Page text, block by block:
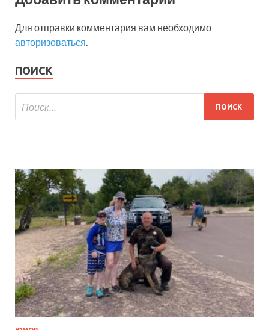
Для отправки комментария вам необходимо
авторизоваться.
ПОИСК